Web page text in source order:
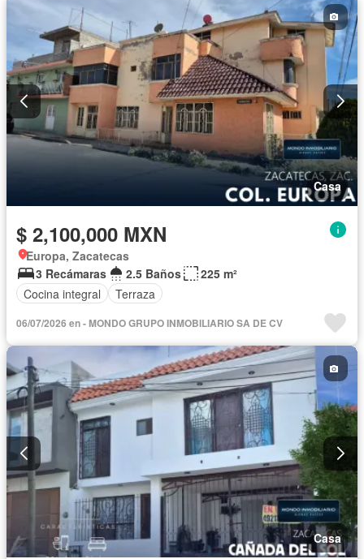
Casa
$ 2,100,000 MXN
Europa, Zacatecas
3 Recámaras
2.5 Baños
225 m²
Cocina integral
Terraza
06/07/2026 en - MONDO GRUPO INMOBILIARIO SA DE CV
Casa